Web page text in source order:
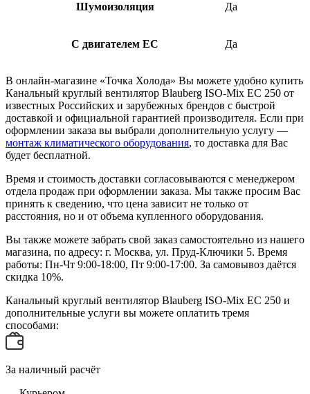
Шумоизоляция Да
С двигателем EC Да
В онлайн-магазине «Точка Холода» Вы можете удобно купить
Канальный круглый вентилятор Blauberg ISO-Mix EC 250 от
известных Российских и зарубежных брендов с быстрой
доставкой и официальной гарантией производителя. Если при
оформлении заказа вы выбрали дополнительную услугу —
монтаж климатического оборудования, то доставка для Вас
будет бесплатной.
Время и стоимость доставки согласовываются с менеджером
отдела продаж при оформлении заказа. Мы также просим Вас
принять к сведению, что цена зависит не только от
расстояния, но и от объема купленного оборудования.
Вы также можете забрать свой заказ самостоятельно из нашего
магазина, по адресу: г. Москва, ул. Пруд-Ключики 5. Время
работы: Пн-Чт 9:00-18:00, Пт 9:00-17:00. За самовывоз даётся
скидка 10%.
Канальный круглый вентилятор Blauberg ISO-Mix EC 250 и
дополнительные услуги вы можете оплатить тремя
способами:
За наличный расчёт